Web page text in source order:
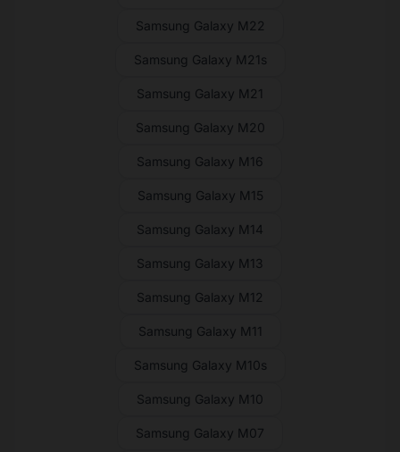
Samsung Galaxy M22
Samsung Galaxy M21s
Samsung Galaxy M21
Samsung Galaxy M20
Samsung Galaxy M16
Samsung Galaxy M15
Samsung Galaxy M14
Samsung Galaxy M13
Samsung Galaxy M12
Samsung Galaxy M11
Samsung Galaxy M10s
Samsung Galaxy M10
Samsung Galaxy M07